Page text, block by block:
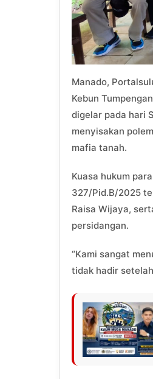
Manado,
Kebun
digelar pada hari
menyisakan
mafia tanah.
Kuasa hukum
327/Pid.B/2025
Raisa Wijaya,
persidangan.
“Kami sangat
tidak hadir